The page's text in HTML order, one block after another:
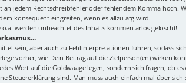
an jedem Rechtschreibfehler oder fehlendem Komma
konsequent eingreifen, wenn es allzu arg wird.
o.ä. werden unbeachtet des Inhalts kommentarlos gelöscht!
sein, aber auch zu Fehlinterpretationen führen, sodass
vorher, wie Dein Beitrag auf die Zielperson(en) wirken
Wort auf die Goldwaage legen, sondern sich fragen, ob
Steuererklärung sind. Man muss auch einfach mal über sich